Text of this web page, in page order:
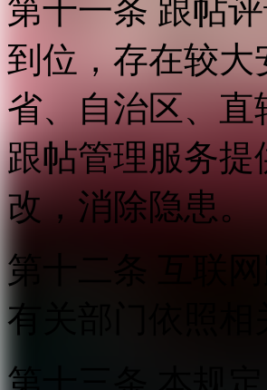
第十一条 跟帖
到位，存在较
省、自治区、
跟帖管理服务
改，消除隐患。
第十二条 互联
有关部门依照
第十三条 本规